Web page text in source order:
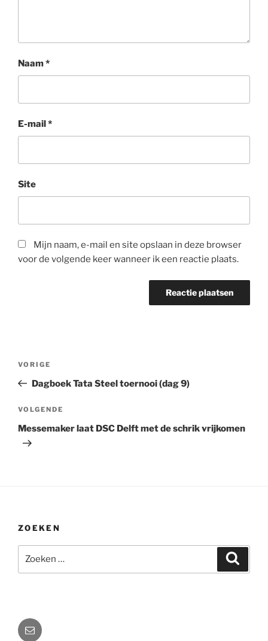
Naam*
E-mail*
Site
Mijn naam, e-mail en site opslaan in deze browser
voor de volgende keer wanneer ik een reactie plaats.
Vorig
bericht
VORIGE
Dagboek Tata Steel toernooi (dag 9)
Volgend
bericht
VOLGENDE
Messemaker laat DSC Delft met de schrik vrijkomen
ZOEKEN
naar:
E-